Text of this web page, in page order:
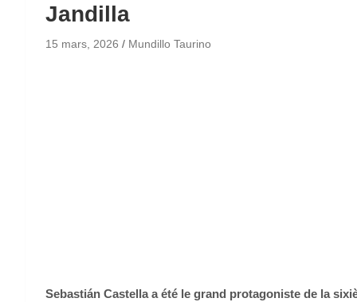
Jandilla
15 mars, 2026 Mundillo Taurino
Sebastián Castella a été le grand protagoniste de la